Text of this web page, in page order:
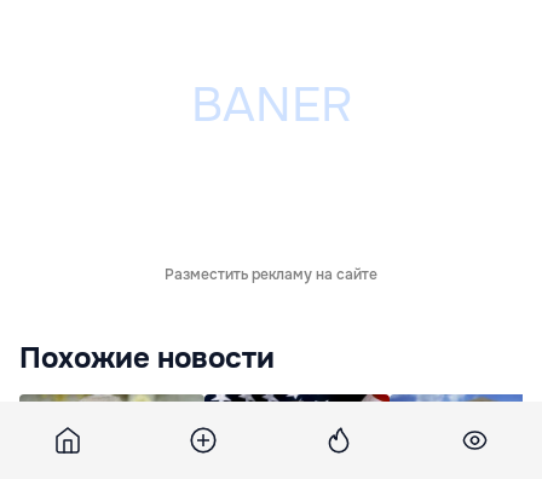
Разместить рекламу на сайте
Похожие новости